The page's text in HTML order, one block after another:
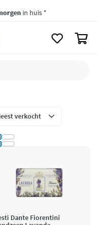
35,- *
Dante Fiorentini